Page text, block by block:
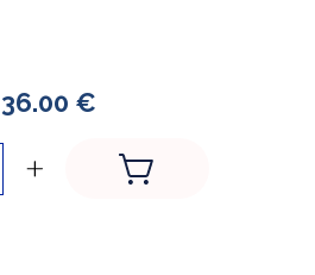
36.00 €